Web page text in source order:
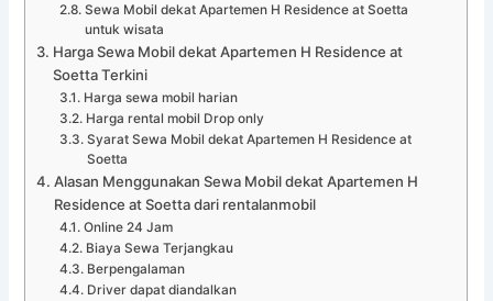
Sewa Mobil dekat Apartemen H Residence at Soetta
untuk wisata
Harga Sewa Mobil dekat Apartemen H Residence at
Soetta Terkini
Harga sewa mobil harian
Harga rental mobil Drop only
Syarat Sewa Mobil dekat Apartemen H Residence at
Soetta
Alasan Menggunakan Sewa Mobil dekat Apartemen H
Residence at Soetta dari rentalanmobil
Online 24 Jam
Biaya Sewa Terjangkau
Berpengalaman
Driver dapat diandalkan